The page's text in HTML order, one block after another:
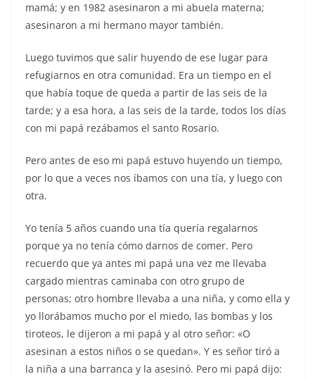
mamá; y en 1982 asesinaron a mi abuela materna;
asesinaron a mi hermano mayor también.
Luego tuvimos que salir huyendo de ese lugar para
refugiarnos en otra comunidad. Era un tiempo en el
que había toque de queda a partir de las seis de la
tarde; y a esa hora, a las seis de la tarde, todos los días
con mi papá rezábamos el santo Rosario.
Pero antes de eso mi papá estuvo huyendo un tiempo,
por lo que a veces nos íbamos con una tía, y luego con
otra.
Yo tenía 5 años cuando una tía quería regalarnos
porque ya no tenía cómo darnos de comer. Pero
recuerdo que ya antes mi papá una vez me llevaba
cargado mientras caminaba con otro grupo de
personas; otro hombre llevaba a una niña, y como ella y
yo llorábamos mucho por el miedo, las bombas y los
tiroteos, le dijeron a mi papá y al otro señor: «O
asesinan a estos niños o se quedan». Y es señor tiró a
la niña a una barranca y la asesinó. Pero mi papá dijo: